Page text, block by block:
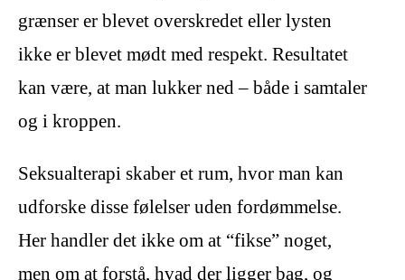
grænser er blevet overskredet eller lysten
ikke er blevet mødt med respekt. Resultatet
kan være, at man lukker ned – både i samtaler
og i kroppen.
Seksualterapi skaber et rum, hvor man kan
udforske disse følelser uden fordømmelse.
Her handler det ikke om at “fikse” noget,
men om at forstå, hvad der ligger bag, og